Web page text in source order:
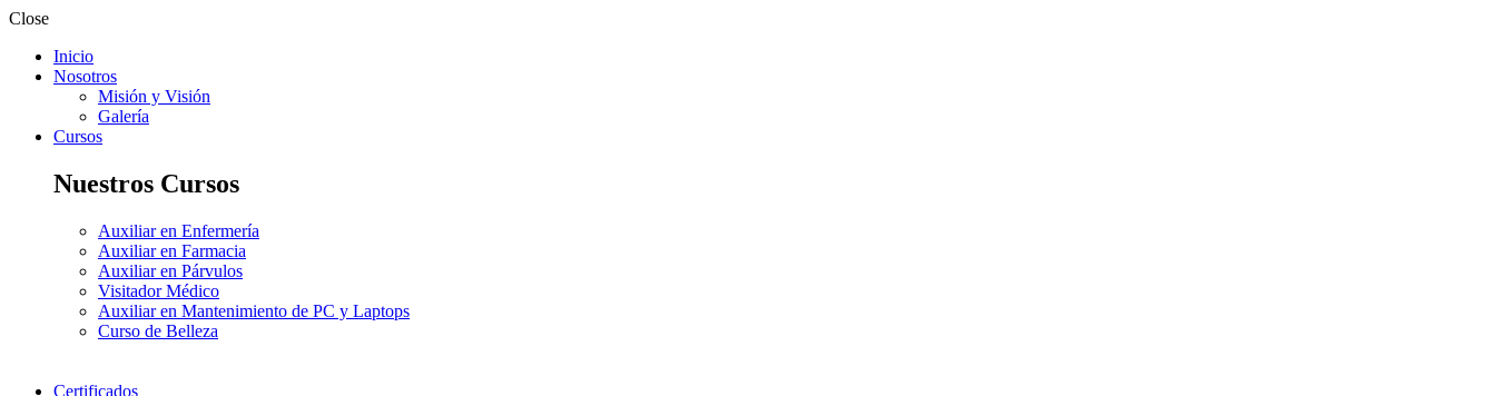
Close
Inicio
Nosotros
Misión y Visión
Galería
Cursos
Nuestros Cursos
Auxiliar en Enfermería
Auxiliar en Farmacia
Auxiliar en Párvulos
Visitador Médico
Auxiliar en Mantenimiento de PC y Laptops
Curso de Belleza
Certificados